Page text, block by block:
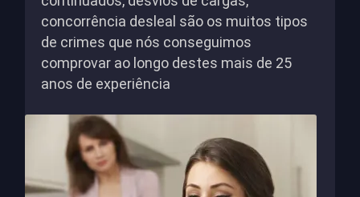
concorrência desleal são os muitos tipos
de crimes que nós conseguimos
comprovar ao longo destes mais de 25
anos de experiência